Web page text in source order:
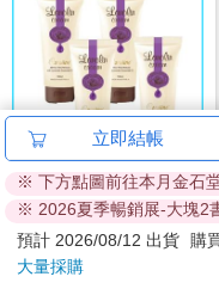
哪些地方可以刪減。在
筆的——我就曾有幾次衝
省力解。但4H的筆跡已
的數學題裡：到底要繼
掉重寫「最省力解」？哪
突然意識到：不管哪一
解」的筆畫更多了。逝者
兩次，回到那個可以少寫
的我悲從中來，眼淚便把
澤國了。
如此習慣，便被我沿用到
【澳洲Careline】綿羊
霜含薰衣草精油-4入組
100ml/瓶
19 折 特價 599 元
立即結帳
※ 下方點圖前往本月金石
※ 2026夏季暢銷展-大塊2
預計 2026/08/12 出貨
購
大量採購